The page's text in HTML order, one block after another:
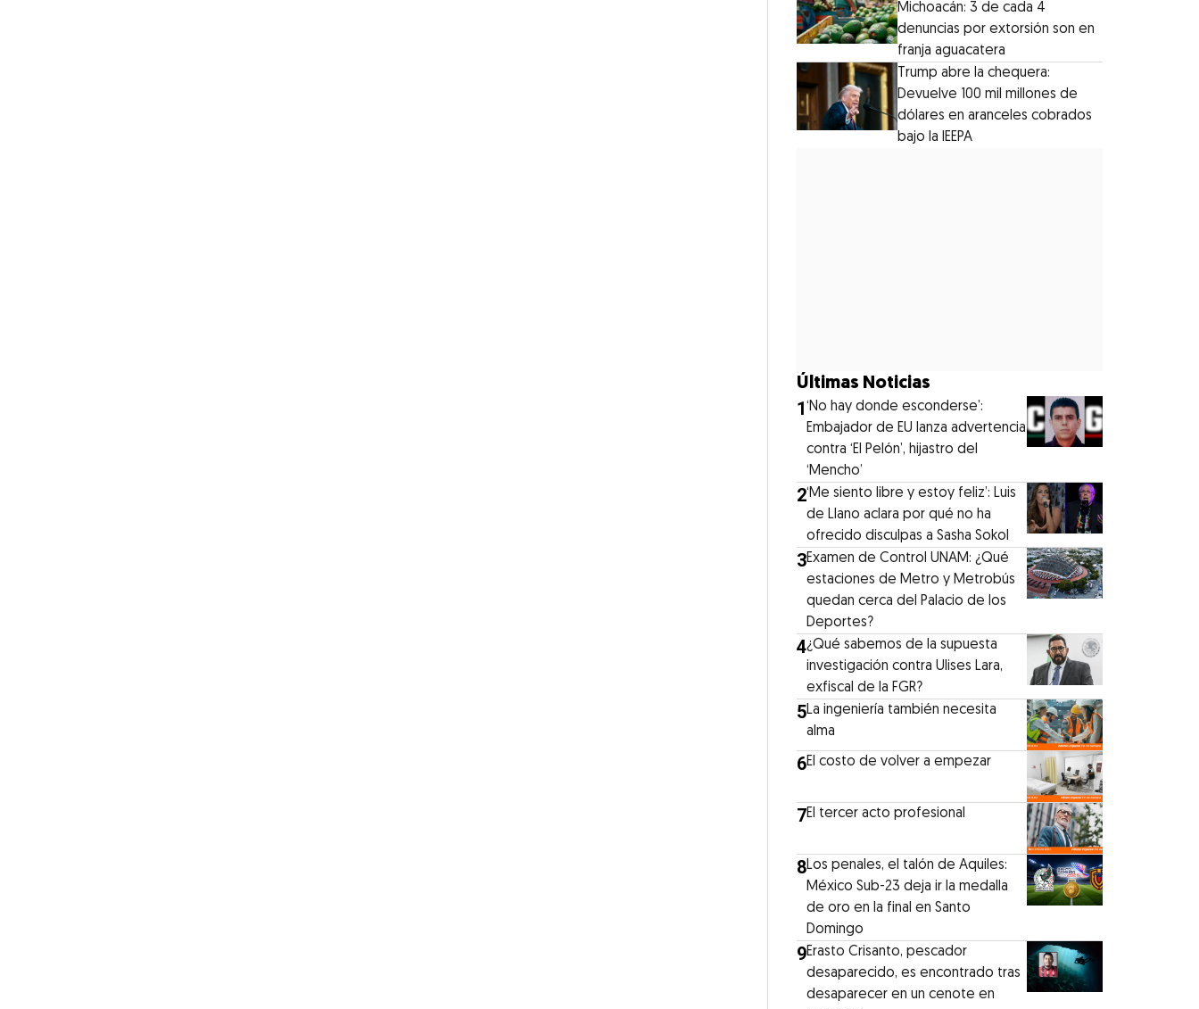
Michoacán: 3 de cada 4
denuncias por extorsión son en
franja aguacatera
Trump abre la chequera:
Devuelve 100 mil millones de
dólares en aranceles cobrados
bajo la IEEPA
Últimas Noticias
1‘No hay donde esconderse’:
Embajador de EU lanza advertencia
contra ‘El Pelón’, hijastro del
‘Mencho’
2‘Me siento libre y estoy feliz’: Luis
de Llano aclara por qué no ha
ofrecido disculpas a Sasha Sokol
3Examen de Control UNAM: ¿Qué
estaciones de Metro y Metrobús
quedan cerca del Palacio de los
Deportes?
4¿Qué sabemos de la supuesta
investigación contra Ulises Lara,
exfiscal de la FGR?
5La ingeniería también necesita
alma
6El costo de volver a empezar
7El tercer acto profesional
8Los penales, el talón de Aquiles:
México Sub-23 deja ir la medalla
de oro en la final en Santo
Domingo
9Erasto Crisanto, pescador
desaparecido, es encontrado tras
desaparecer en un cenote en